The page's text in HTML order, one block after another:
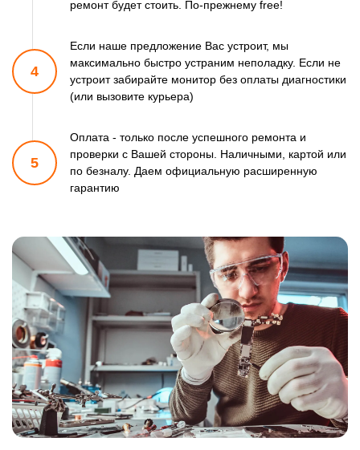
ремонтбудет стоить. По-прежнему free!
4
Если наше предложение Вас устроит, мы
максимально быстро устраним неполадку. Если не
устроит забирайте монитор без оплаты диагностики
(или вызовите курьера)
5
Оплата - только после успешного ремонта и
проверки с Вашей стороны. Наличными, картой или
по безналу. Даем официальную расширенную
гарантию